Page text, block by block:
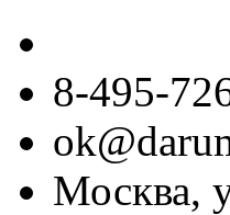
8-495-
Москва,